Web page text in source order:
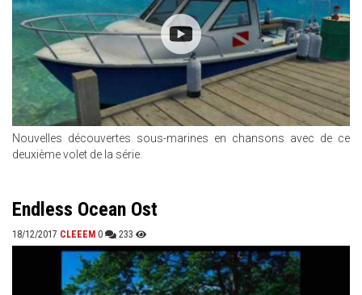
Nouvelles découvertes sous-marines en chansons avec de ce
deuxième volet de la série.
Endless Ocean Ost
18/12/2017 CLEEEM 0 233